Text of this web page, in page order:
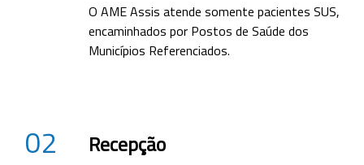
O AME Assis atende somente pacientes SUS,
encaminhados por Postos de Saúde dos
Municípios Referenciados.
02 Recepção